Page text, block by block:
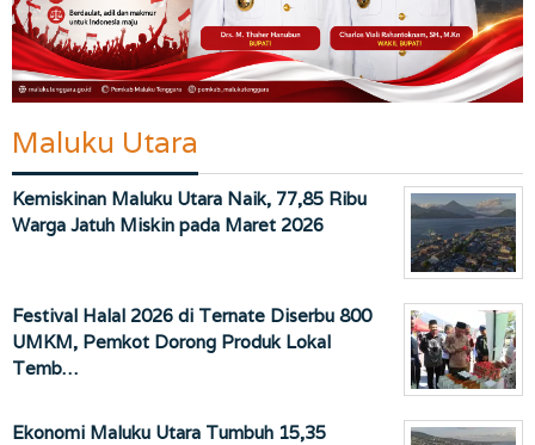
Maluku Utara
Kemiskinan Maluku Utara Naik, 77,85 Ribu
Warga Jatuh Miskin pada Maret 2026
Festival Halal 2026 di Ternate Diserbu 800
UMKM, Pemkot Dorong Produk Lokal
Temb…
Ekonomi Maluku Utara Tumbuh 15,35